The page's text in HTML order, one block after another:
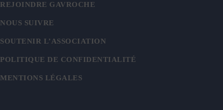
REJOINDRE GAVROCHE
NOUS SUIVRE
SOUTENIR L’ASSOCIATION
POLITIQUE DE CONFIDENTIALITÉ
MENTIONS LÉGALES